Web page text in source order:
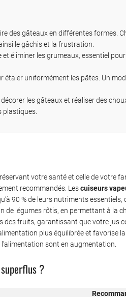
des gâteaux en différentes formes.
le gâchis et la frustration.
et éliminer les grumeaux, essentiel
étaler uniformément les pâtes. Un
décorer les gâteaux et réaliser des
plastiques.
votre santé et celle de votre
recommandés. Lescuiseurs
90 % de leurs nutriments
de légumes rôtis, en permettant à la
des fruits, garantissant que votre jus
plus équilibrée et favorise
sont en augmentation.
?